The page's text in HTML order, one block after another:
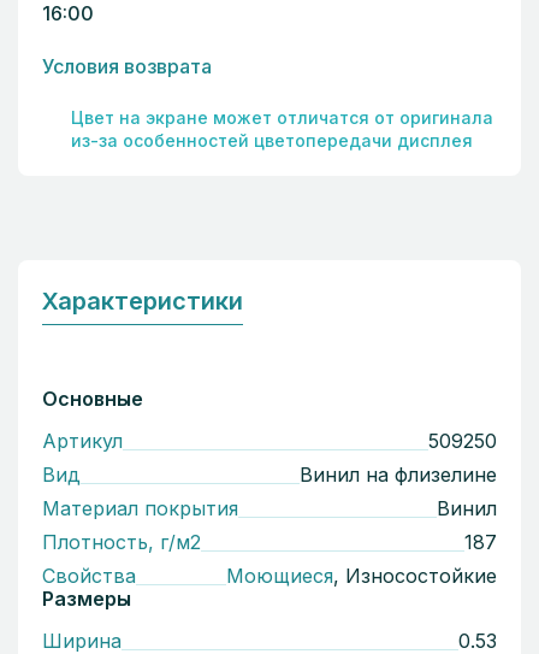
16:00
Условия возврата
Цвет на экране может отличатся от оригинала
из-за особенностей цветопередачи дисплея
Характеристики
Основные
Артикул
509250
Вид
Винил на флизелине
Материал покрытия
Винил
Плотность, г/м2
187
Свойства
Моющиеся, Износостойкие
Размеры
Ширина
0.53